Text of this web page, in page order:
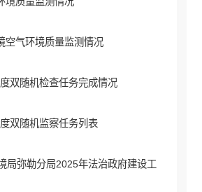
监管信息公开
公开
管理服务公开
公开
信息公开
空气环境质量监测情况
双随机检查任务完成情况
双随机监察任务列表
局弥勒分局2025年法治政府建设工